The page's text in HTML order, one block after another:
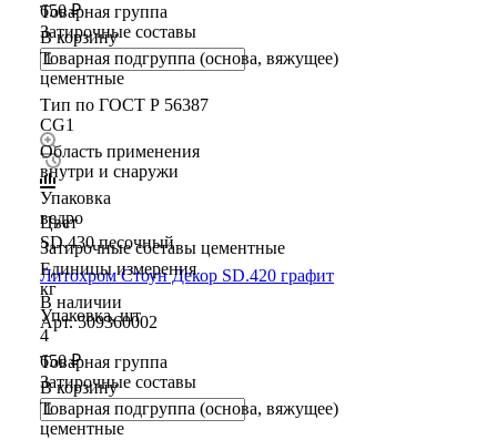
Товарная группа
Затирочные составы
Товарная подгруппа (основа, вяжущее)
цементные
Тип по ГОСТ Р 56387
CG1
Область применения
внутри и снаружи
Упаковка
ведро
Цвет
SD.430 песочный
Единицы измерения
кг
Упаковка, шт
4
Товарная группа
Затирочные составы
Товарная подгруппа (основа, вяжущее)
цементные
650 ₽
В корзину
Затирочные составы цементные
Литохром Стоун Декор SD.420 графит
В наличии
Арт.509360002
650 ₽
В корзину